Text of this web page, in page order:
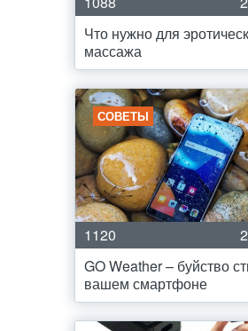
Что нужно для
массажа
СОВЕТЫ
1120
GO Weather – буйство
вашем смартфоне